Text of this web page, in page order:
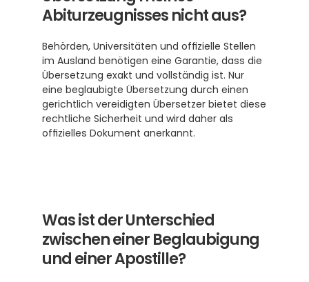
Abiturzeugnisses nicht aus?
Behörden, Universitäten und offizielle Stellen
im Ausland benötigen eine Garantie, dass die
Übersetzung exakt und vollständig ist. Nur
eine beglaubigte Übersetzung durch einen
gerichtlich vereidigten Übersetzer bietet diese
rechtliche Sicherheit und wird daher als
offizielles Dokument anerkannt.
Was ist der Unterschied
zwischen einer Beglaubigung
und einer Apostille?